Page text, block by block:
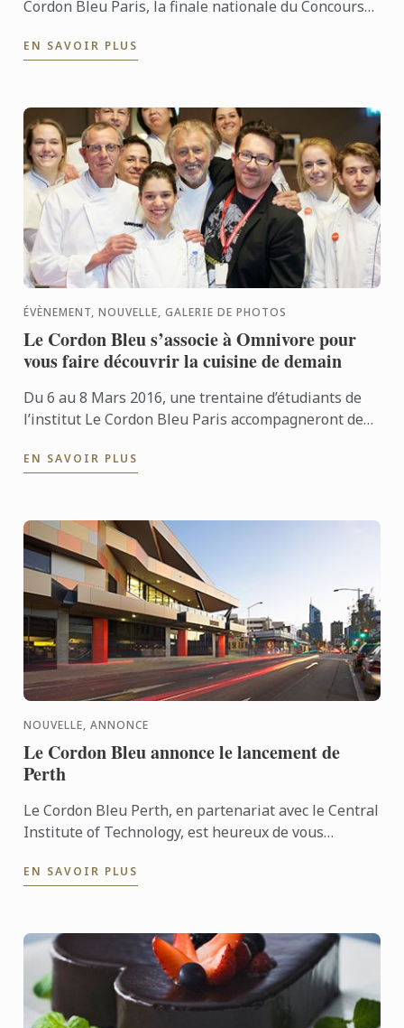
Cordon Bleu Paris, la finale nationale du Concours
...
EN SAVOIR PLUS
ÉVÈNEMENT, NOUVELLE, GALERIE DE PHOTOS
Le Cordon Bleu s’associe à Omnivore pour
vous faire découvrir la cuisine de demain
Du 6 au 8 Mars 2016, une trentaine d’étudiants de
l’institut Le Cordon Bleu Paris accompagneront des
EN SAVOIR PLUS
NOUVELLE, ANNONCE
Le Cordon Bleu annonce le lancement de
Perth
Le Cordon Bleu Perth, en partenariat avec le Central
Institute of Technology, est heureux de vous
le Bachelor ...
EN SAVOIR PLUS